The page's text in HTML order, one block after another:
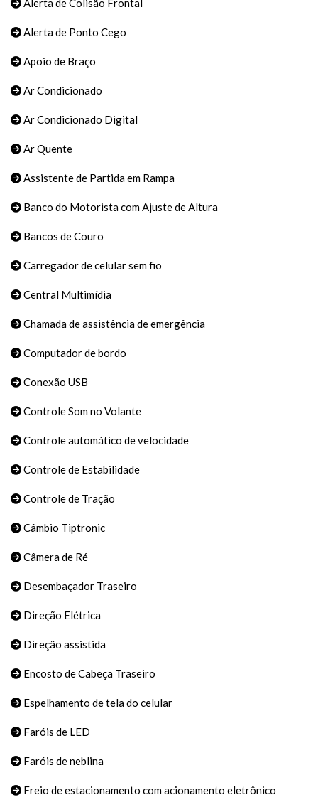
Alerta de Colisão Frontal
Alerta de Ponto Cego
Apoio de Braço
Ar Condicionado
Ar Condicionado Digital
Ar Quente
Assistente de Partida em Rampa
Banco do Motorista com Ajuste de Altura
Bancos de Couro
Carregador de celular sem fio
Central Multimídia
Chamada de assistência de emergência
Computador de bordo
Conexão USB
Controle Som no Volante
Controle automático de velocidade
Controle de Estabilidade
Controle de Tração
Câmbio Tiptronic
Câmera de Ré
Desembaçador Traseiro
Direção Elétrica
Direção assistida
Encosto de Cabeça Traseiro
Espelhamento de tela do celular
Faróis de LED
Faróis de neblina
Freio de estacionamento com acionamento eletrônico